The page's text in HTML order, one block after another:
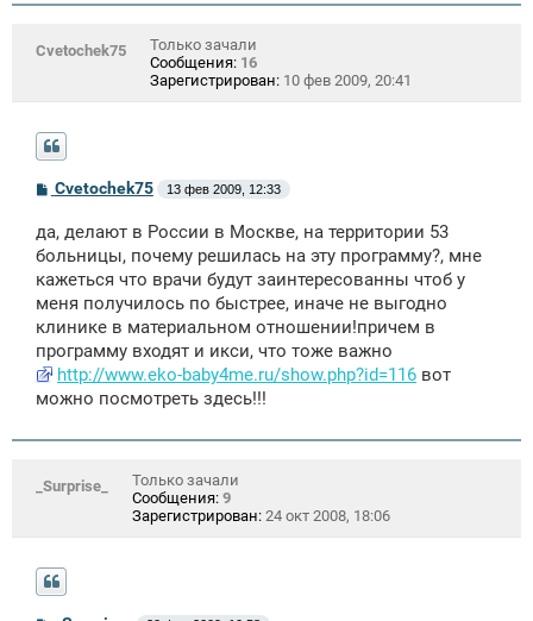
Cvetochek75
Только зачали
Сообщения: 16
Зарегистрирован: 10 фев 2009, 20:41
С
б
щ
н
и
Cvetochek75 13 фев 2009, 12:33
да, делают в России в Москве, на территории 53
больницы, почему решилась на эту программу?, мне
кажеться что врачи будут заинтересованны чтоб у
меня получилось по быстрее, иначе не выгодно
клинике в материальном отношении!причем в
программу входят и икси, что тоже важно
http://www.eko-baby4me.ru/show.php?id=116 вот
можно посмотреть здесь!!!
_Surprise_
Только зачали
Сообщения: 9
Зарегистрирован: 24 окт 2008, 18:06